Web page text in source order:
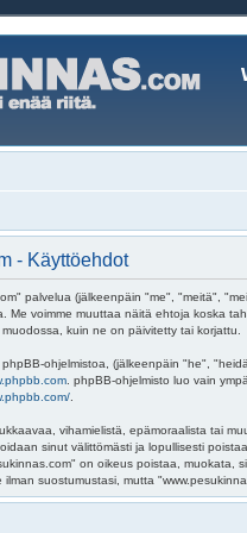
- Käyttöehdot
palvelua (jälkeenpäin "me", "meitä",
Me voimme muuttaa näitä ehtoja koska
kuin ne on päivitetty tai korjattu.
ohjelmistoa, (jälkeenpäin "he",
. phpBB-ohjelmisto luo vain
vihamielistä, epämoraalista tai
sinut välittömästi ja lopullisesti
on oikeus poistaa,
suostumustasi, mutta